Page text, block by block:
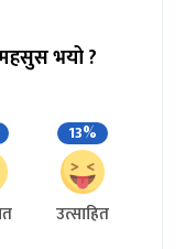
भयो ?
13%
उत्साहित